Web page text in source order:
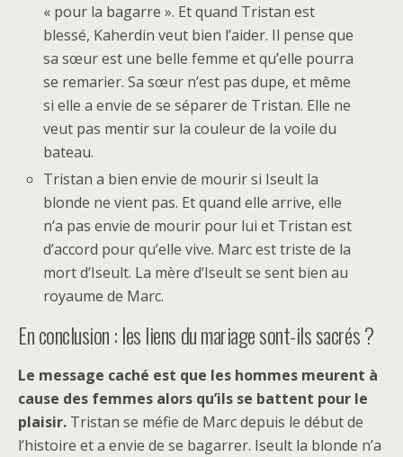
« pour la bagarre ». Et quand Tristan est
blessé, Kaherdin veut bien l’aider. Il pense que
sa sœur est une belle femme et qu’elle pourra
se remarier. Sa sœur n’est pas dupe, et même
si elle a envie de se séparer de Tristan. Elle ne
veut pas mentir sur la couleur de la voile du
bateau.
Tristan a bien envie de mourir si Iseult la
blonde ne vient pas. Et quand elle arrive, elle
n’a pas envie de mourir pour lui et Tristan est
d’accord pour qu’elle vive. Marc est triste de la
mort d’Iseult. La mère d’Iseult se sent bien au
royaume de Marc.
En conclusion : les liens du mariage sont-ils sacrés ?
Le message caché est que les hommes meurent à
cause des femmes alors qu’ils se battent pour le
plaisir. Tristan se méfie de Marc depuis le début de
l’histoire et a envie de se bagarrer. Iseult la blonde n’a